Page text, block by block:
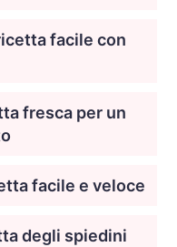
facile con
fresca per un
facile e veloce
degli spiedini